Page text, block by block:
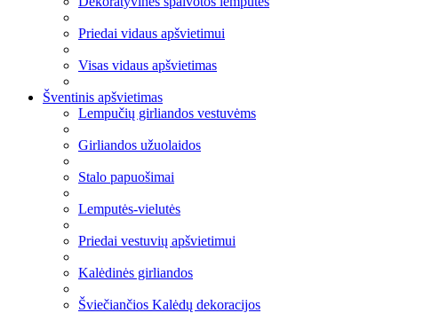
Priedai vidaus apšvietimui
Visas vidaus apšvietimas
Šventinis apšvietimas
Lempučių girliandos vestuvėms
Girliandos užuolaidos
Stalo papuošimai
Lemputės-vielutės
Priedai vestuvių apšvietimui
Kalėdinės girliandos
Šviečiančios Kalėdų dekoracijos